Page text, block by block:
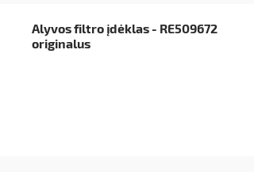
Alyvos filtro įdėklas - RE509672
originalus